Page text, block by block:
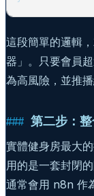
這段簡單的邏輯
器」。只要會員
為高風險，並推播
第二步：
實體健身房最大
用的是一套封閉
通常會用 n8n 作